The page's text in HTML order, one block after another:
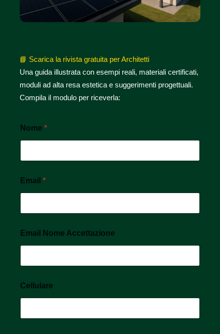
📘 Scarica la rivista gratuita per Architetti
Una guida illustrata con esempi reali, materiali certificati,
moduli ad alta resa estetica e suggerimenti progettuali.
Compila il modulo per riceverla:
Nome *
Email *
Email Nome Accettazione
Cellulare